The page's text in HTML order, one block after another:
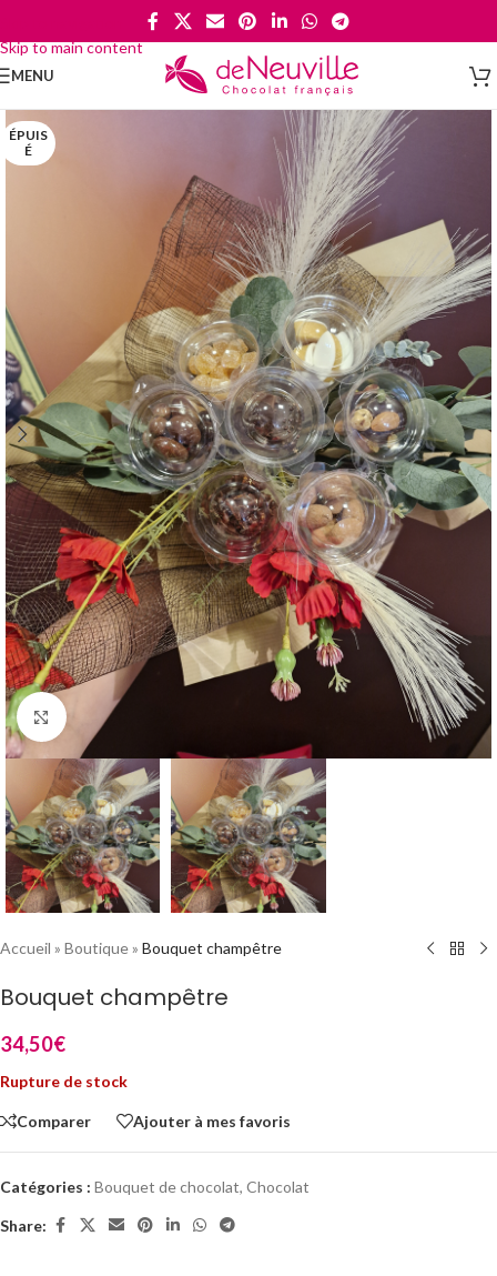
Skip to main content
MENU
ÉPUIS
É
Cliquez pour agrandir
Accueil » Boutique» Bouquet champêtre
Bouquet champêtre
34,50€
Rupture de stock
Comparer Ajouter à mes favoris
Catégories : Bouquet de chocolat, Chocolat
Share: